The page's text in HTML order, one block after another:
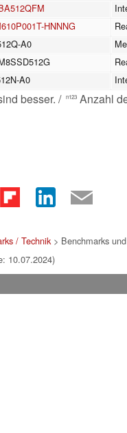
HNNNG
A0
A0
besser. / n123 Anzahl
/ Technik> Benchmarks
10.07.2024)